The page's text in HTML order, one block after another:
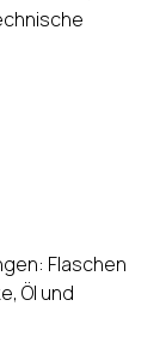
Flaschen
Öl und